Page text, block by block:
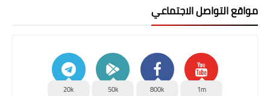
مواقع التواصل الاجتماعي
1m
800k
50k
20k